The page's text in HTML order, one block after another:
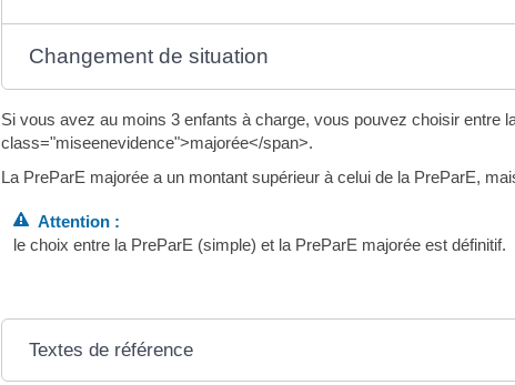
Changement de situation
Si vous avez au moins 3 enfants à charge, vous pouvez choisir entre
class="miseenevidence">majorée</span>.
La PreParE majorée a un montant supérieur à celui de la PreParE,
Attention :
le choix entre la PreParE (simple) et la PreParE majorée est définitif.
Textes de référence